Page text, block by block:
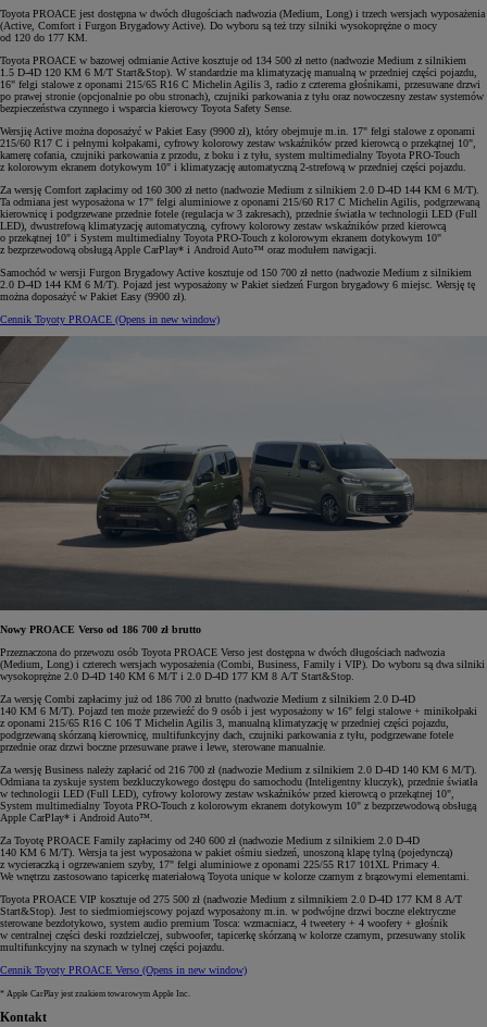
Toyota PROACE jest dostępna w dwóch długościach nadwozia (Medium, Long) i trzech wersjach wyposażenia
(Active, Comfort i Furgon Brygadowy Active). Do wyboru są też trzy silniki wysokoprężne o mocy
od 120 do 177 KM.
Toyota PROACE w bazowej odmianie Active kosztuje od 134 500 zł netto (nadwozie Medium z silnikiem
1.5 D-4D 120 KM 6 M/T Start&Stop). W standardzie ma klimatyzację manualną w przedniej części pojazdu,
16" felgi stalowe z oponami 215/65 R16 C Michelin Agilis 3, radio z czterema głośnikami, przesuwane drzwi
po prawej stronie (opcjonalnie po obu stronach), czujniki parkowania z tyłu oraz nowoczesny zestaw systemów
bezpieczeństwa czynnego i wsparcia kierowcy Toyota Safety Sense.
Wersjię Active można doposażyć w Pakiet Easy (9900 zł), który obejmuje m.in. 17" felgi stalowe z oponami
215/60 R17 C i pełnymi kołpakami, cyfrowy kolorowy zestaw wskaźników przed kierowcą o przekątnej 10",
kamerę cofania, czujniki parkowania z przodu, z boku i z tyłu, system multimedialny Toyota PRO-Touch
z kolorowym ekranem dotykowym 10" i klimatyzację automatyczną 2-strefową w przedniej części pojazdu.
Za wersję Comfort zapłacimy od 160 300 zł netto (nadwozie Medium z silnikiem 2.0 D-4D 144 KM 6 M/T).
Ta odmiana jest wyposażona w 17" felgi aluminiowe z oponami 215/60 R17 C Michelin Agilis, podgrzewaną
kierownicę i podgrzewane przednie fotele (regulacja w 3 zakresach), przednie światła w technologii LED (Full
LED), dwustrefową klimatyzację automatyczną, cyfrowy kolorowy zestaw wskaźników przed kierowcą
o przekątnej 10" i System multimedialny Toyota PRO-Touch z kolorowym ekranem dotykowym 10"
z bezprzewodową obsługą Apple CarPlay* i Android Auto™ oraz modułem nawigacji.
Samochód w wersji Furgon Brygadowy Active kosztuje od 150 700 zł netto (nadwozie Medium z silnikiem
2.0 D-4D 144 KM 6 M/T). Pojazd jest wyposażony w Pakiet siedzeń Furgon brygadowy 6 miejsc. Wersję tę
można doposażyć w Pakiet Easy (9900 zł).
Cennik Toyoty PROACE (Opens in new window)
Nowy PROACE Verso od 186 700 zł brutto
Przeznaczona do przewozu osób Toyota PROACE Verso jest dostępna w dwóch długościach nadwozia
(Medium, Long) i czterech wersjach wyposażenia (Combi, Business, Family i VIP). Do wyboru są dwa silniki
wysokoprężne 2.0 D-4D 140 KM 6 M/T i 2.0 D-4D 177 KM 8 A/T Start&Stop.
Za wersję Combi zapłacimy już od 186 700 zł brutto (nadwozie Medium z silnikiem 2.0 D-4D
140 KM 6 M/T). Pojazd ten może przewieźć do 9 osób i jest wyposażony w 16" felgi stalowe + minikołpaki
z oponami 215/65 R16 C 106 T Michelin Agilis 3, manualną klimatyzację w przedniej części pojazdu,
podgrzewaną skórzaną kierownicę, multifunkcyjny dach, czujniki parkowania z tyłu, podgrzewane fotele
przednie oraz drzwi boczne przesuwane prawe i lewe, sterowane manualnie.
Za wersję Business należy zapłacić od 216 700 zł (nadwozie Medium z silnikiem 2.0 D-4D 140 KM 6 M/T).
Odmiana ta zyskuje system bezkluczykowego dostępu do samochodu (Inteligentny kluczyk), przednie światła
w technologii LED (Full LED), cyfrowy kolorowy zestaw wskaźników przed kierowcą o przekątnej 10",
System multimedialny Toyota PRO-Touch z kolorowym ekranem dotykowym 10" z bezprzewodową obsługą
Apple CarPlay* i Android Auto™.
Za Toyotę PROACE Family zapłacimy od 240 600 zł (nadwozie Medium z silnikiem 2.0 D-4D
140 KM 6 M/T). Wersja ta jest wyposażona w pakiet ośmiu siedzeń, unoszoną klapę tylną (pojedynczą)
z wycieraczką i ogrzewaniem szyby, 17" felgi aluminiowe z oponami 225/55 R17 101XL Primacy 4.
We wnętrzu zastosowano tapicerkę materiałową Toyota unique w kolorze czarnym z brązowymi elementami.
Toyota PROACE VIP kosztuje od 275 500 zł (nadwozie Medium z silmnikiem 2.0 D-4D 177 KM 8 A/T
Start&Stop). Jest to siedmiomiejscowy pojazd wyposażony m.in. w podwójne drzwi boczne elektryczne
sterowane bezdotykowo, system audio premium Tosca: wzmacniacz, 4 tweetery + 4 woofery + głośnik
w centralnej części deski rozdzielczej, subwoofer, tapicerkę skórzaną w kolorze czarnym, przesuwany stolik
multifunkcyjny na szynach w tylnej części pojazdu.
Cennik Toyoty PROACE Verso (Opens in new window)
* Apple CarPlay jest znakiem towarowym Apple Inc.
Kontakt